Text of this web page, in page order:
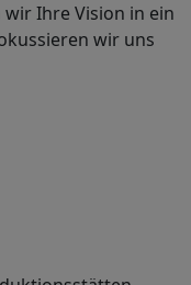
Ihre Vision in ein
wir uns